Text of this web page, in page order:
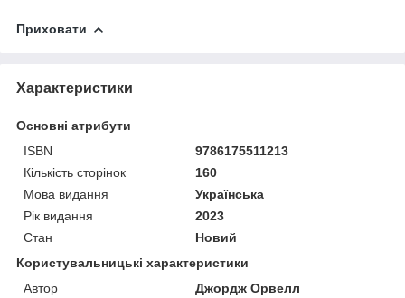
Приховати
Характеристики
Основні атрибути
ISBN
9786175511213
Кількість сторінок
160
Мова видання
Українська
Рік видання
2023
Стан
Новий
Користувальницькі характеристики
Автор
Джордж Орвелл